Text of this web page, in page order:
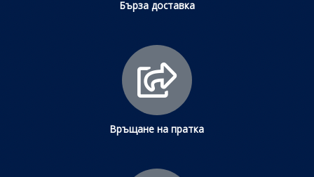
Бърза доставка
Връщане на пратка